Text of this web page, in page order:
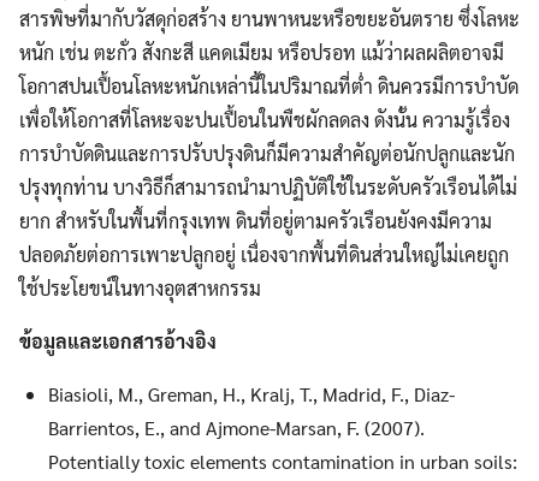
สารพิษที่มากับวัสดุก่อสร้าง ยานพาหนะหรือขยะอันตราย ซึ่งโลหะ
หนัก เช่น ตะกั่ว สังกะสี แคดเมียม หรือปรอท แม้ว่าผลผลิตอาจมี
โอกาสปนเปื้อนโลหะหนักเหล่านี้ในปริมาณที่ต่ำ ดินควรมีการบำบัด
เพื่อให้โอกาสที่โลหะจะปนเปื้อนในพืชผักลดลง ดังนั้น ความรู้เรื่อง
การบำบัดดินและการปรับปรุงดินก็มีความสำคัญต่อนักปลูกและนัก
ปรุงทุกท่าน บางวิธีก็สามารถนำมาปฏิบัติใช้ในระดับครัวเรือนได้ไม่
ยาก สำหรับในพื้นที่กรุงเทพ ดินที่อยู่ตามครัวเรือนยังคงมีความ
ปลอดภัยต่อการเพาะปลูกอยู่ เนื่องจากพื้นที่ดินส่วนใหญ่ไม่เคยถูก
ใช้ประโยขน์ในทางอุตสาหกรรม
ข้อมูลและเอกสารอ้างอิง
Biasioli, M., Greman, H., Kralj, T., Madrid, F., Diaz-
Barrientos, E., and Ajmone-Marsan, F. (2007).
Potentially toxic elements contamination in urban soils: